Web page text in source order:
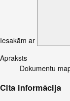
Iesakām ar
Apraksts
Dokumentu
Cita informācija